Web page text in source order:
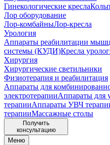
Гинекологические кресла
Лор оборудование
Лор-комбайныЛор-кресла
Урология
Аппараты реабилитации мышц
системы (КУДИ)Кресла
Хирургия
Хирургические светильники
Физиотерапия и реабилитация
Аппараты для
электротерапииАппараты для
терапииАппараты УВЧ
терапииМассажные столы
Получить
консультацию
Меню